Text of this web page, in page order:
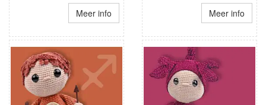
Meer info Meer info